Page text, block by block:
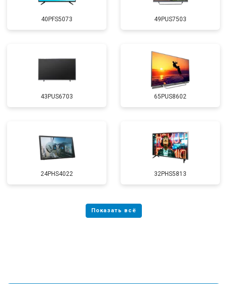
40PFS5073 49PUS7503
43PUS6703 65PUS8602
24PHS4022 32PHS5813